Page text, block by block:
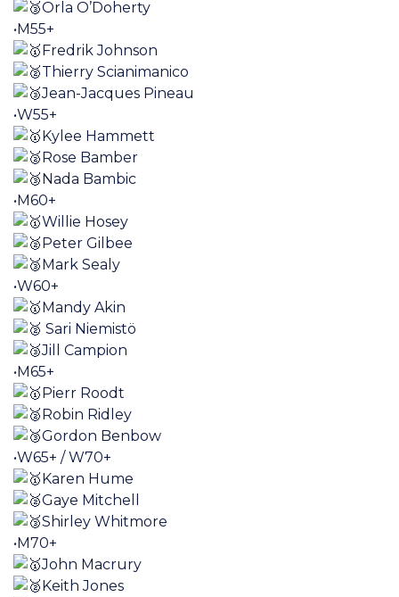
Orla O’Doherty
•M55+
Fredrik Johnson
Thierry Scianimanico
Jean-Jacques Pineau
•W55+
Kylee Hammett
Rose Bamber
Nada Bambic
•M60+
Willie Hosey
Peter Gilbee
Mark Sealy
•W60+
Mandy Akin
Sari Niemistö
Jill Campion
•M65+
Pierr Roodt
Robin Ridley
Gordon Benbow
•W65+ / W70+
Karen Hume
Gaye Mitchell
Shirley Whitmore
•M70+
John Macrury
Keith Jones